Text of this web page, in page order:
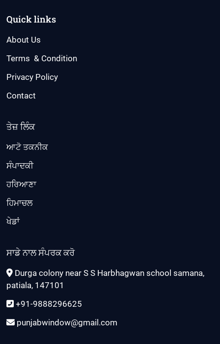
Quick links
About Us
Terms & Condition
Privacy Policy
Contact
ਤੇਜ਼ ਲਿੰਕ
ਆਟੋ ਤਕਨੀਕ
ਸੰਪਾਦਕੀ
ਹਰਿਆਣਾ
ਹਿਮਾਚਲ
ਖੇਡਾਂ
ਸਾਡੇ ਨਾਲ ਸੰਪਰਕ ਕਰੋ
Durga colony near S S Harbhagwan school samana,
patiala, 147101
+91-9888296625
punjabwindow@gmail.com